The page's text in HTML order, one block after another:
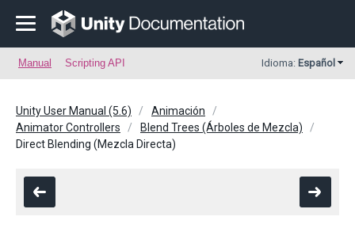
Manual Scripting API Idioma: Español
Unity User Manual (5.6)
Animación
Animator Controllers
Blend Trees (Árboles de Mezcla)
Direct Blending (Mezcla Directa)